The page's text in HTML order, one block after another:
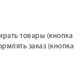
товары (кнопка
заказ (кнопка